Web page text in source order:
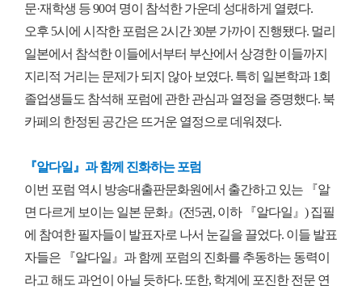
문·재학생 등 90여 명이 참석한 가운데 성대하게 열렸다.
오후 5시에 시작한 포럼은 2시간 30분 가까이 진행됐다. 멀리
일본에서 참석한 이들에서부터 부산에서 상경한 이들까지
지리적 거리는 문제가 되지 않아 보였다. 특히 일본학과 1회
졸업생들도 참석해 포럼에 관한 관심과 열정을 증명했다. 북
카페의 한정된 공간은 뜨거운 열정으로 데워졌다.
『알다일』과 함께 진화하는 포럼
이번 포럼 역시 방송대출판문화원에서 출간하고 있는 『알
면 다르게 보이는 일본 문화』(전5권, 이하 『알다일』) 집필
에 참여한 필자들이 발표자로 나서 눈길을 끌었다. 이들 발표
자들은 『알다일』과 함께 포럼의 진화를 추동하는 동력이
라고 해도 과언이 아닐 듯하다. 또한, 학계에 포진한 전문 연